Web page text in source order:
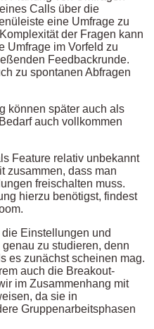
Calls über die
eine Umfrage zu
der Fragen kann
Umfrage im Vorfeld zu
Feedbackrunde.
zu spontanen Abfragen
können später auch als
auch vollkommen
Feature relativ unbekannt
zusammen, dass man
freischalten muss.
hierzu benötigst, findest
Einstellungen und
zu studieren, denn
es zunächst scheinen mag.
auch die Breakout-
im Zusammenhang mit
da sie in
Gruppenarbeitsphasen